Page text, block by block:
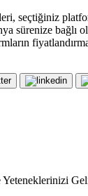
seçtiğiniz
sürenize bağlı